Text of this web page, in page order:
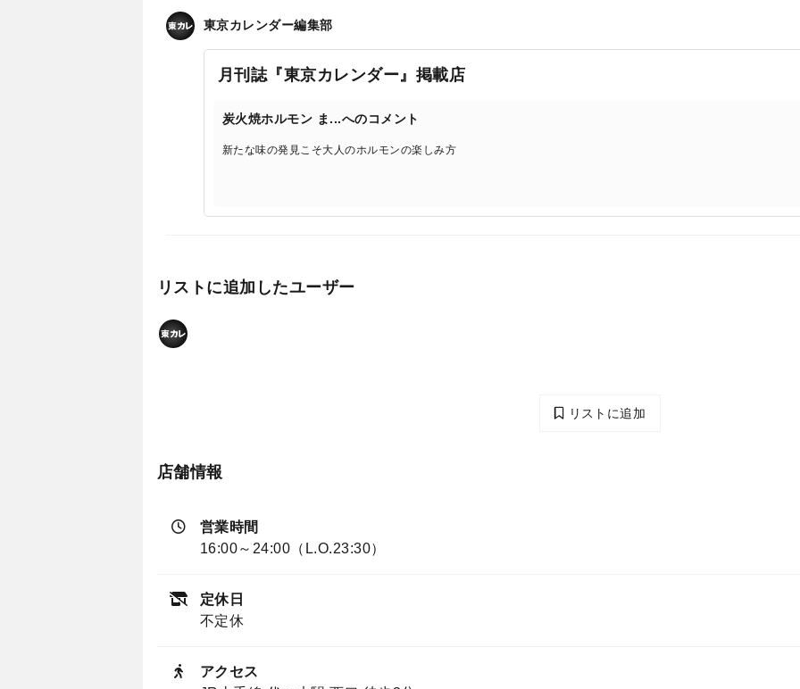
東京カレンダー編集部
月刊誌『東京カレンダー』掲載店
炭火焼ホルモン ま...へのコメント
新たな味の発見こそ大人のホルモンの楽しみ方
リストに追加したユーザー
リストに追加
店舗情報
営業時間
16:00～24:00（L.O.23:30）
定休日
不定休
アクセス